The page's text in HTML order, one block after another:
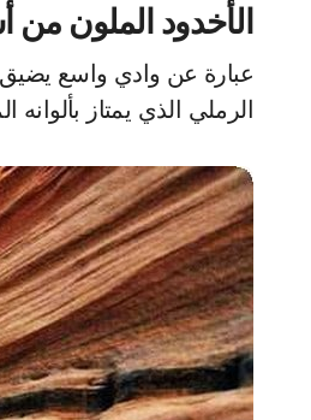
الأخدود الملون من
الرملي الذي يمتاز بألوانه